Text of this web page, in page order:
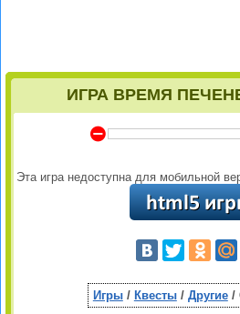
ИГРА ВРЕМЯ
Y
Эта игра недоступна для мобильной
Игры/ Квесты/ Другие/